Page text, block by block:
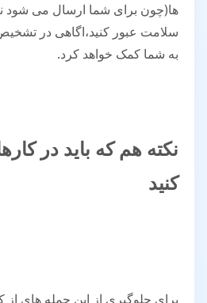
ها(چون برای شما ارسال می شود
سلامت عبور کنید،اگاهی در
به شما کمک خواهد کرد.
نکته هم که باید در
کنید
برای جلوگیری از این حمله های